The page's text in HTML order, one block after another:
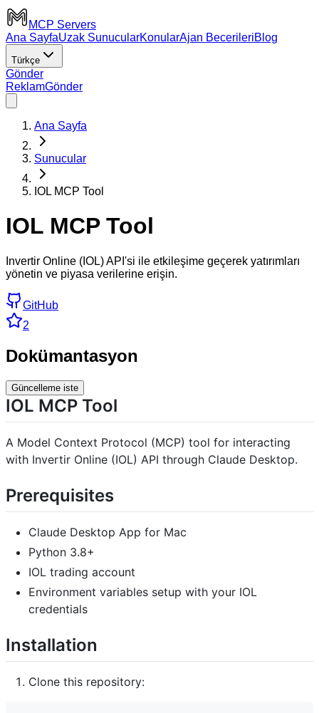
MCP Servers
Ana SayfaUzak SunucularKonularAjan BecerileriBlog
Türkçe
Gönder
ReklamGönder
Ana Sayfa
Sunucular
IOL MCP Tool
IOL MCP Tool
Invertir Online (IOL) API'si ile etkileşime geçerek yatırımları
yönetin ve piyasa verilerine erişin.
GitHub
2
Dokümantasyon
Güncelleme iste
IOL MCP Tool
A Model Context Protocol (MCP) tool for interacting
with Invertir Online (IOL) API through Claude Desktop.
Prerequisites
Claude Desktop App for Mac
Python 3.8+
IOL trading account
Environment variables setup with your IOL
credentials
Installation
Clone this repository: